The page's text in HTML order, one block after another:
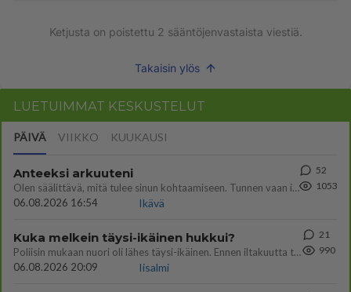
Ketjusta on poistettu 2 sääntöjenvastaista viestiä.
Takaisin ylös
LUETUIMMAT KESKUSTELUT
PÄIVÄ VIIKKO KUUKAUSI
Anteeksi arkuuteni
Olen säälittävä, mitä tulee sinun kohtaamiseen. Tunnen vaan itseni todella epävarmaksi sun kanssa. Jos minun olisi pitän
06.08.2026 16:54
Ikävä
52
1053
Kuka melkein täysi-ikäinen hukkui?
Poliisin mukaan nuori oli lähes täysi-ikäinen. Ennen iltakuutta tulleen ilmoituksen mukaan ihminen oli joutunut mahdoll
06.08.2026 20:09
Iisalmi
21
990